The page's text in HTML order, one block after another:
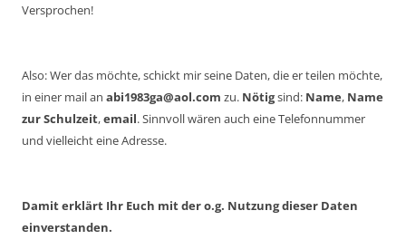
Versprochen!
Also: Wer das möchte, schickt mir seine Daten, die er teilen möchte,
in einer mail an abi1983ga@aol.com zu. Nötigsind: Name, Name
zur Schulzeit,email. Sinnvoll wären auch eine Telefonnummer
und vielleicht eine Adresse.
Damit erklärt Ihr Euch mit der o.g. Nutzung dieser Daten
einverstanden.